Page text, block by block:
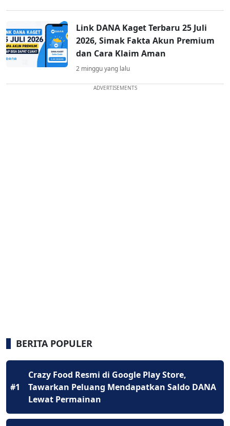
Link DANA Kaget Terbaru 25 Juli
2026, Simak Fakta Akun Premium
dan Cara Klaim Aman
2 minggu yang lalu
ADVERTISEMENTS
BERITA POPULER
#1
Crazy Food Resmi di Google Play Store,
Tawarkan Peluang Mendapatkan Saldo DANA
Lewat Permainan